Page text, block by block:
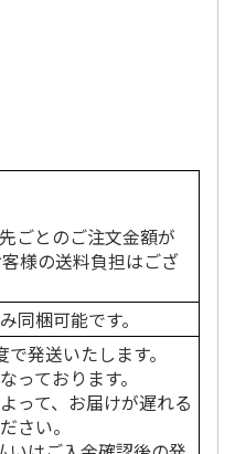
ごとのご注文金額が
様の送料負担はござ
同梱可能です。
発送いたします。
ております。
って、お届けが遅れる
さい。